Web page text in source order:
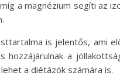
a magnézium segíti az
is jelentős, ami
hozzájárulnak a
a diétázók számára is.